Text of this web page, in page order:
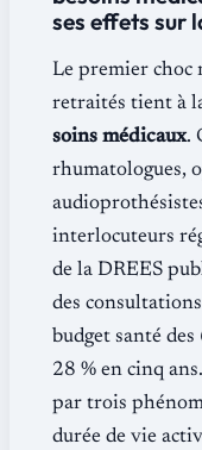
ses effets sur
Le premier choc
retraités tient à
soins médicaux.
rhumatologues,
interlocuteurs
de la DREES
des
budget santé
28 % en cinq
par trois
durée de vie